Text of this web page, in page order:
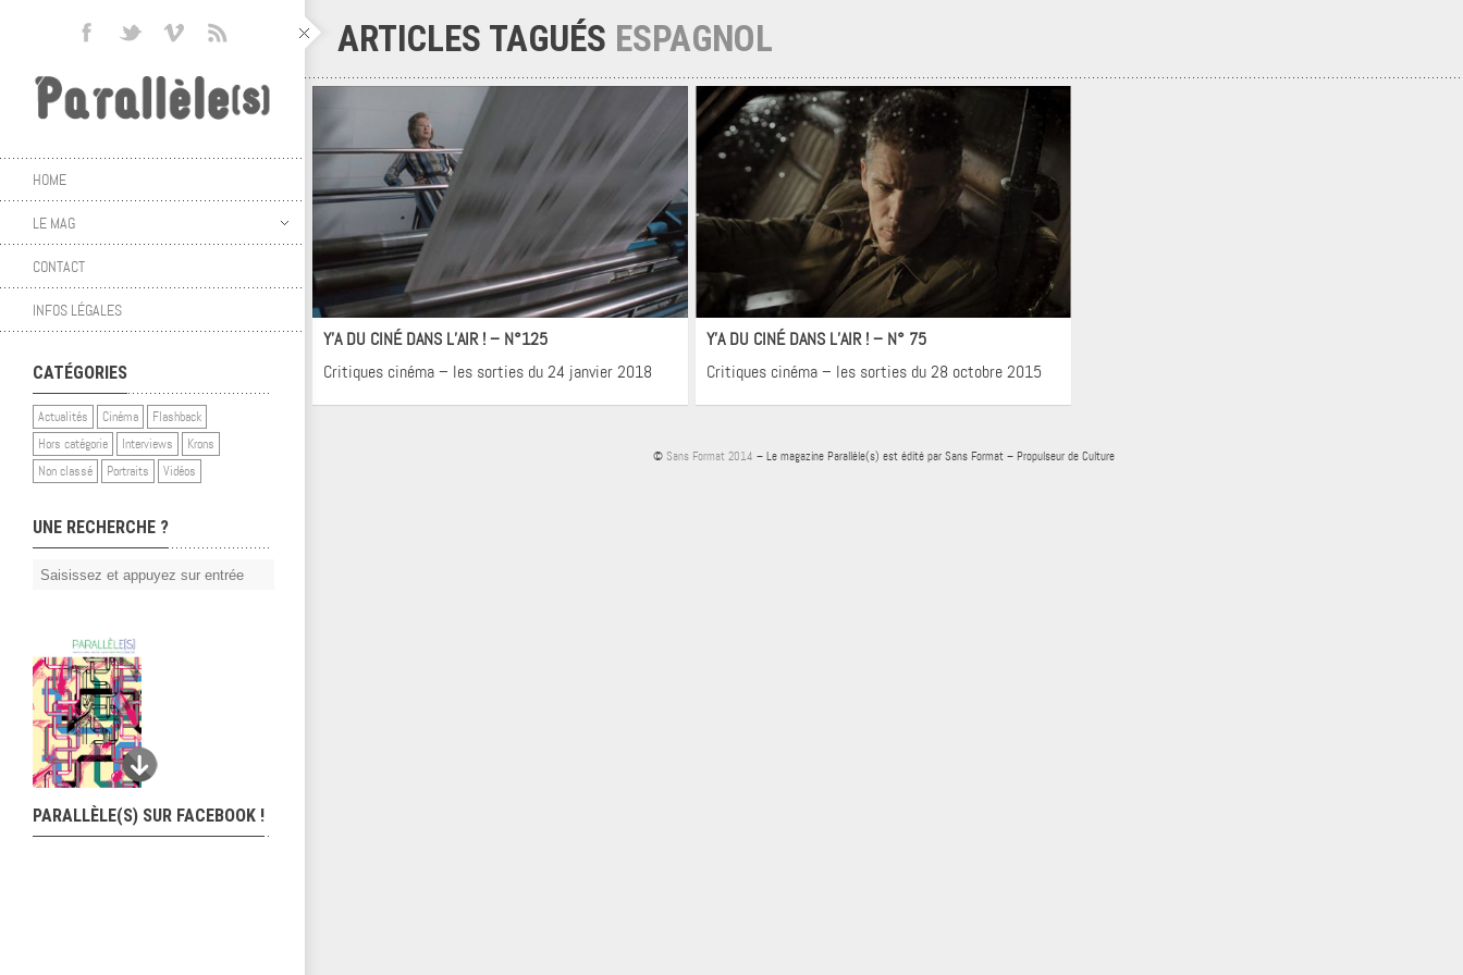
HOME
LE MAG
CONTACT
INFOS LÉGALES
CATÉGORIES
Actualités Cinéma
Flashback
Hors catégorie
Interviews
Krons
Non classé
Portraits Vidéos
UNE RECHERCHE ?
PARALLÈLE(S) SUR FACEBOOK !
ARTICLES TAGUÉS ESPAGNOL
Cinéma
Y’A DU CINÉ DANS L’AIR ! – N°125
Critiques cinéma – les sorties du 24 janvier 2018
Cinéma
Y’A DU CINÉ DANS L’AIR ! – N° 75
Critiques cinéma – les sorties du 28 octobre 2015
© Sans Format 2014 – Le magazine Parallèle(s) est édité par Sans Format – Propulseur de Culture